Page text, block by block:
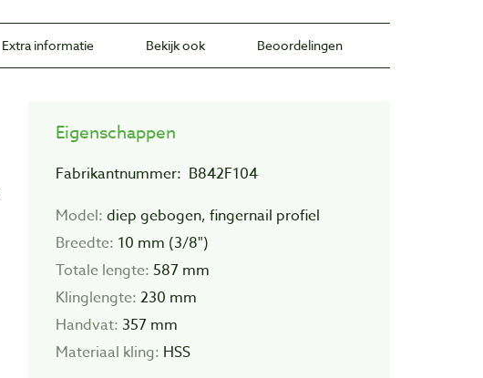
Extra informatie Bekijk ook Beoordelingen
Eigenschappen
Fabrikantnummer: B842F104
Model: diep gebogen, fingernail profiel
Breedte: 10 mm (3/8")
Totale lengte: 587 mm
Klinglengte: 230 mm
Handvat: 357 mm
Materiaal kling: HSS